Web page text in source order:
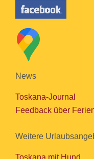
News
Toskana-Journal
Feedback über
Weitere
Toskana mit Hund